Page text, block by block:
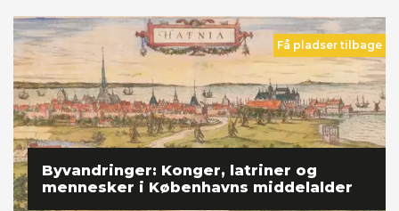
Byvandringer: Konger, latriner og
mennesker i Københavns middelalder
Få pladser tilbage